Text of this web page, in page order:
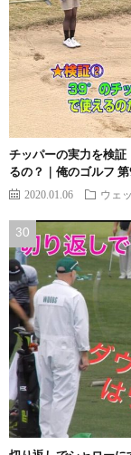
チッパーの実力を検証
るの？｜俺のゴルフ
2020.01.06 ウェ